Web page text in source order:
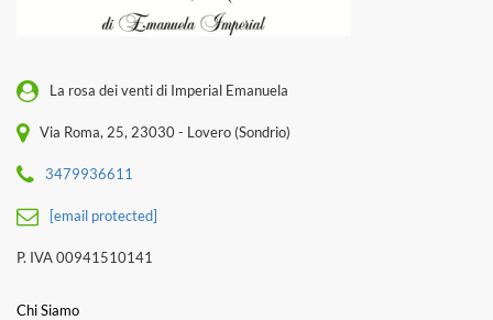
La rosa dei venti di Imperial Emanuela
Via Roma, 25, 23030 - Lovero (Sondrio)
3479936611
[email protected]
P. IVA 00941510141
Chi Siamo